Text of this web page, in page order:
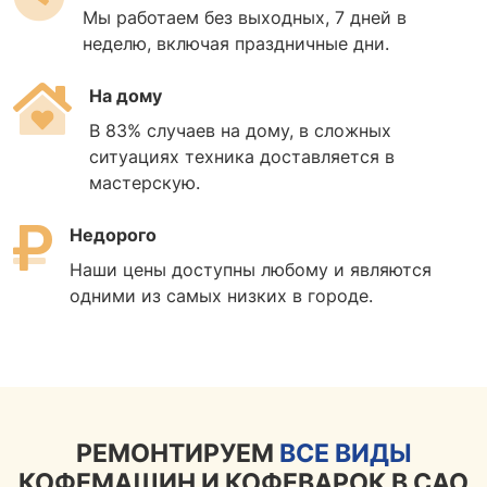
Мы работаем без выходных, 7 дней в
неделю, включая праздничные дни.
На дому
В 83% случаев на дому, в сложных
ситуациях техника доставляется в
мастерскую.
Недорого
Наши цены доступны любому и являются
одними из самых низких в городе.
РЕМОНТИРУЕМ ВСЕ ВИДЫ